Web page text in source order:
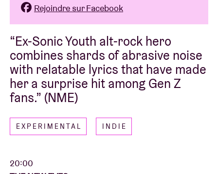
“Ex-Sonic Youth alt-rock hero
combines shards of abrasive noise
with relatable lyrics that have made
her a surprise hit among Gen Z
fans.” (NME)
EXPERIMENTAL INDIE
20:00
Rejoindre sur Facebook